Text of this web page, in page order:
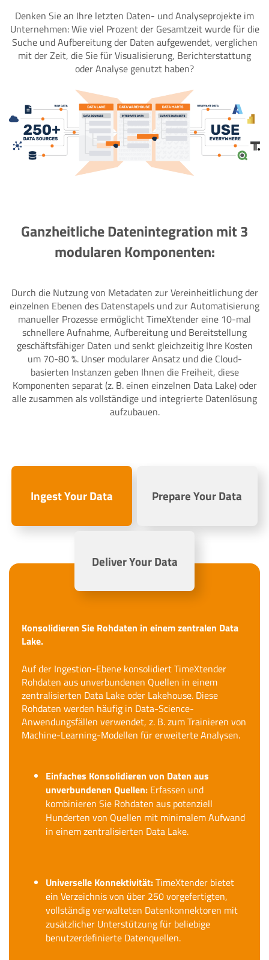
Denken Sie an Ihre letzten Daten- und Analyseprojekte im
Unternehmen: Wie viel Prozent der Gesamtzeit wurde für die
Suche und Aufbereitung der Daten aufgewendet, verglichen
mit der Zeit, die Sie für Visualisierung, Berichterstattung
oder Analyse genutzt haben?
Ganzheitliche Datenintegration mit 3
modularen Komponenten:
Durch die Nutzung von Metadaten zur Vereinheitlichung der
einzelnen Ebenen des Datenstapels und zur Automatisierung
manueller Prozesse ermöglicht TimeXtender eine 10-mal
schnellere Aufnahme, Aufbereitung und Bereitstellung
geschäftsfähiger Daten und senkt gleichzeitig Ihre Kosten
um 70-80 %. Unser modularer Ansatz und die Cloud-
basierten Instanzen geben Ihnen die Freiheit, diese
Komponenten separat (z. B. einen einzelnen Data Lake) oder
alle zusammen als vollständige und integrierte Datenlösung
aufzubauen.
Ingest Your Data Prepare Your Data
Deliver Your Data
Konsolidieren Sie Rohdaten in einem zentralen Data
Lake.
Auf der Ingestion-Ebene konsolidiert TimeXtender
Rohdaten aus unverbundenen Quellen in einem
zentralisierten Data Lake oder Lakehouse. Diese
Rohdaten werden häufig in Data-Science-
Anwendungsfällen verwendet, z. B. zum Trainieren von
Machine-Learning-Modellen für erweiterte Analysen.
Einfaches Konsolidieren von Daten aus
unverbundenen Quellen:Erfassen und
kombinieren Sie Rohdaten aus potenziell
Hunderten von Quellen mit minimalem Aufwand
in einem zentralisierten Data Lake.
Universelle Konnektivität:TimeXtender bietet
ein Verzeichnis von über 250 vorgefertigten,
vollständig verwalteten Datenkonnektoren mit
zusätzlicher Unterstützung für beliebige
benutzerdefinierte Datenquellen.